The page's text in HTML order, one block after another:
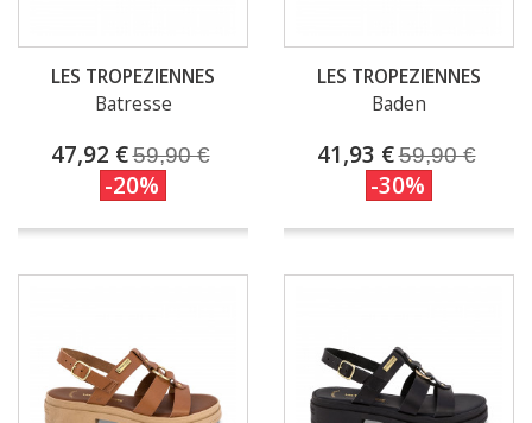
LES TROPEZIENNES
Batresse
47,92 €59,90 €
-20%
LES TROPEZIENNES
Baden
41,93 €59,90 €
-30%